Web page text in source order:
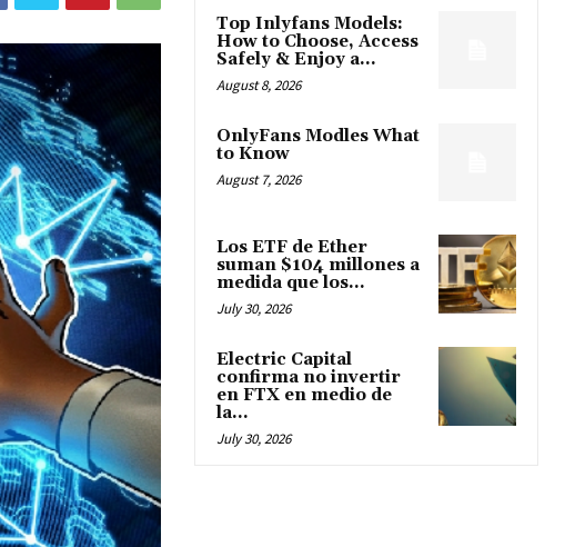
Top Inlyfans Models:
How to Choose, Access
Safely & Enjoy a...
August 8, 2026
OnlyFans Modles What
to Know
August 7, 2026
Los ETF de Ether
suman $104 millones a
medida que los...
July 30, 2026
Electric Capital
confirma no invertir
en FTX en medio de
la...
July 30, 2026